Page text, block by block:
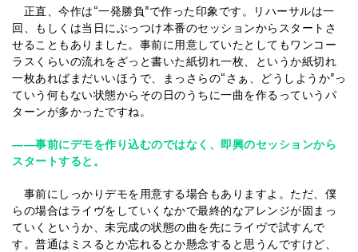
正直、今作は“一発勝負”で作った印象です。リハーサルは一
回、もしくは当日にぶっつけ本番のセッションからスタートさ
せることもありました。事前に用意していたとしてもワンコー
ラスくらいの流れをざっと書いた紙切れ一枚、というか紙切れ
一枚あればまだいいほうで、まっさらの“さぁ、どうしようか”っ
ていう何もない状態からその日のうちに一曲を作るっていうパ
ターンが多かったですね。
――事前にデモを作り込むのではなく、即興のセッションから
スタートすると。
事前にしっかりデモを用意する場合もありますよ。ただ、僕
らの場合はライヴをしていくなかで最終的なアレンジが固まっ
ていくというか、未完成の状態の曲を先にライヴで試すんで
す。普通はミスるとか忘れるとか懸念すると思うんですけど、